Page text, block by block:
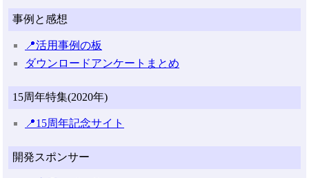
事例と感想
📍活用事例の板
ダウンロードアンケートまとめ
15周年特集(2020年)
📍15周年記念サイト
開発スポンサー